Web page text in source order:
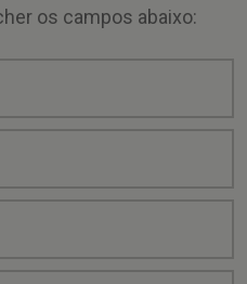
os campos abaixo: